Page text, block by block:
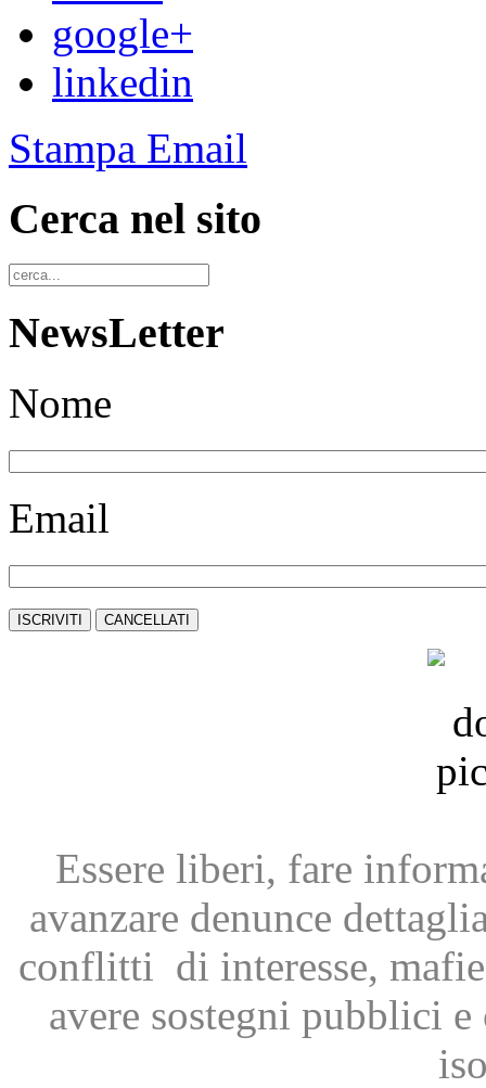
google+
linkedin
Stampa Email
Cerca nel sito
NewsLetter
Nome
Email
Essere liberi, fare
avanzare denunce
conflitti di interesse,
avere sostegni pubblici